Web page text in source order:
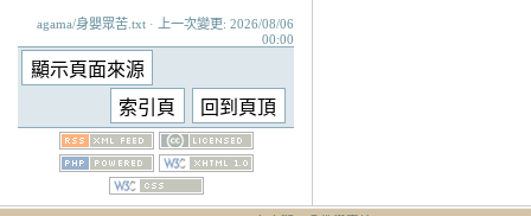
agama/身嬰眾苦.txt · 上一次變更: 2026/08/06
00:00